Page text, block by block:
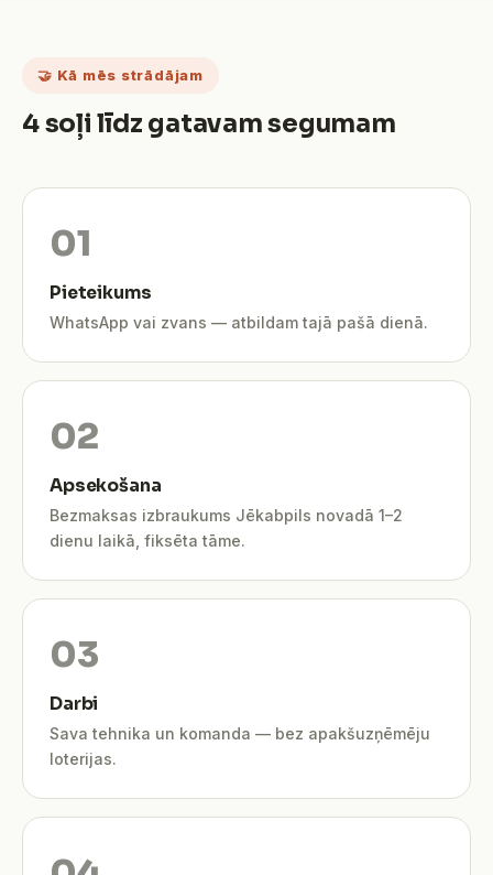
🤝 Kā mēs strādājam
4 soļi līdz gatavam segumam
Pieteikums
WhatsApp vai zvans — atbildam tajā pašā dienā.
Apsekošana
Bezmaksas izbraukums Jēkabpils novadā 1–2
dienu laikā, fiksēta tāme.
Darbi
Sava tehnika un komanda — bez apakšuzņēmēju
loterijas.